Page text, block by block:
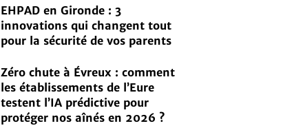
EHPAD en Gironde : 3
innovations qui changent tout
pour la sécurité de vos parents
Zéro chute à Évreux : comment
les établissements de l’Eure
testent l’IA prédictive pour
protéger nos aînés en 2026 ?